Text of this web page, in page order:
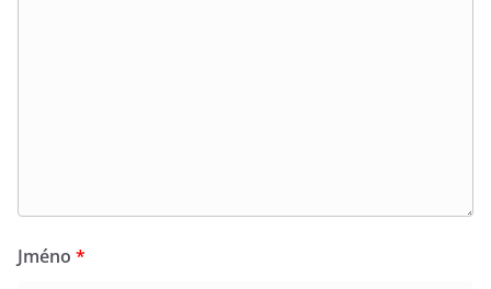
Jméno *